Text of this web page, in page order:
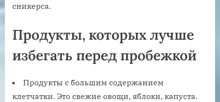
сникерса.
Продукты, которых лучше
избегать перед пробежкой
Продукты с большим содержанием
клетчатки. Это свежие овощи, яблоки, капуста.